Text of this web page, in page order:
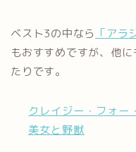
ベスト3の中なら 「アラ
もおすすめですが、他
たりです。
クレイジー・フォー
美女と野獣